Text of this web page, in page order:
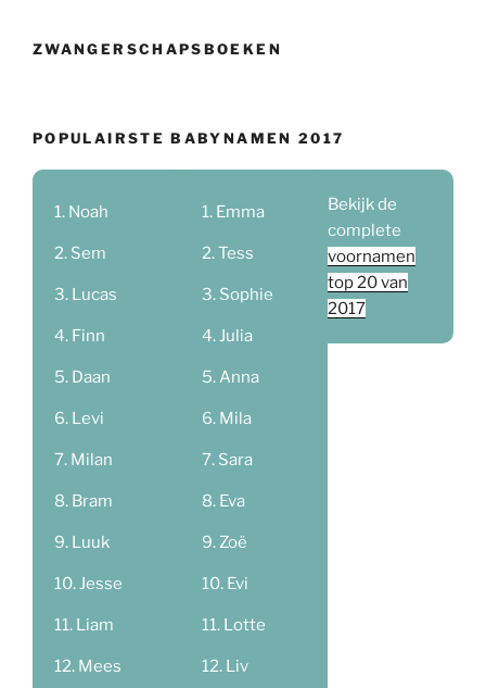
ZWANGERSCHAPSBOEKEN
POPULAIRSTE BABYNAMEN 2017
Noah
Sem
Lucas
Finn
Daan
Levi
Milan
Bram
Luuk
Jesse
Liam
Mees
Emma
Tess
Sophie
Julia
Anna
Mila
Sara
Eva
Zoë
Evi
Lotte
Liv
Bekijk de
complete
voornamen
top 20 van
2017